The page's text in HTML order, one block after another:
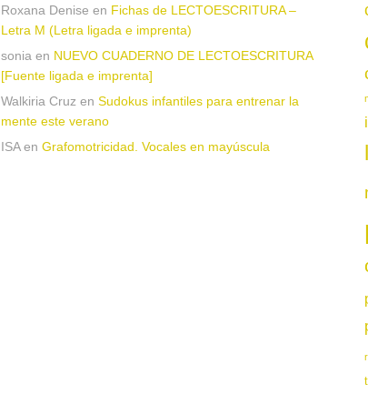
Roxana Denise en Fichas de LECTOESCRITURA –
Letra M (Letra ligada e imprenta)
sonia en NUEVO CUADERNO DE LECTOESCRITURA
[Fuente ligada e imprenta]
Walkiria Cruz en Sudokus infantiles para entrenar la
mente este verano
ISAen Grafomotricidad. Vocales en mayúscula